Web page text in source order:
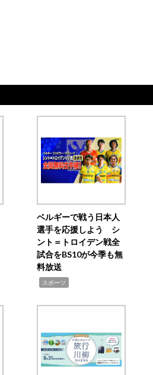
ベルギーで戦う日本人
選手を応援しよう シ
ント＝トロイデン戦全
試合をBS10が今季も無
料放送
スポーツ